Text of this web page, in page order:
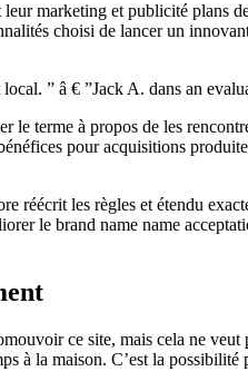
marketing et publicité plans
choisi de lancer un
” â € ”Jack A. dans an
le terme à propos de les
pour acquisitions
les règles et étendu
le brand name name
ce site, mais cela ne
à la maison. C’est la